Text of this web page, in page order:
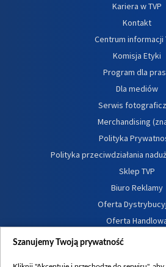
Kariera w TVP
Kontakt
Centrum informacji
Komisja Etyki
Program dla
Dla mediów
Serwis
Merchandising
Polityka
Polityka przeciwdziałania
Sklep TVP
Biuro Reklamy
Oferta
Oferta
Dostępność
Szanujemy Twoją prywatność